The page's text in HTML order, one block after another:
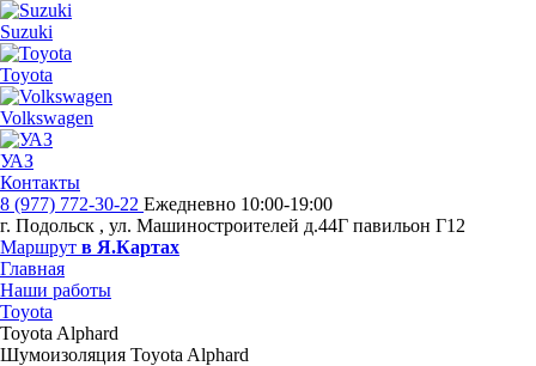
Suzuki
Toyota
Volkswagen
УАЗ
Контакты
8 (977) 772-30-22 Ежедневно 10:00-19:00
г. Подольск , ул. Машиностроителей д.44Г павильон Г12
Маршрут в Я.Картах
Главная
Наши работы
Toyota
Toyota Alphard
Шумоизоляция Toyota Alphard